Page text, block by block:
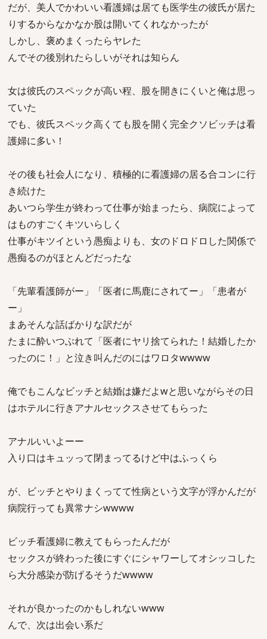
だが、美人でかわいい看護婦は居ても医学生の彼氏が居た
りするからなかなか股は開いてくれなかったが
しかし、褒めまくったらヤレた
んでその後別れたらしいがそれは知らん
女は彼氏のスペックが高い程、股を開きにくいと俺は思っ
ていた
でも、彼氏スペック高くても股を開く完全クソビッチは看
護婦に多い！
その後も社会人になり、積極的に看護婦の居る合コンに行
き続けた
あいつら学生が終わって仕事が始まったら、病院によって
はものすごくキツいらしく
仕事がキツイという愚痴よりも、女のドロドロした関係で
愚痴るのがほとんどだったな
「先輩看護師がー」「医者に馬鹿にされてー」「患者が
ー」
まあそんな話ばかりな訳だが
たまに酔いつぶれて「医者にヤリ捨てられた！結婚したか
ったのに！」と泣き叫んだのにはワロタwwww
俺でもこんなビッチと結婚は嫌だよwと思いながらその日
はホテルに行きアナルセックスさせてもらった
アナルいいよーー
入り口はキュッって閉まってるけど中はふっくら
が、ビッチとやりまくってて性病という文字が浮かんだが
病院行っても異常ナシwwww
ビッチ看護婦に教えてもらったんだが
セックスが終わった後にすぐにシャワーしてオシッコした
ら大分感染が防げるそうだwwww
それが良かったのかもしれないwww
んで、次は出会い系だ